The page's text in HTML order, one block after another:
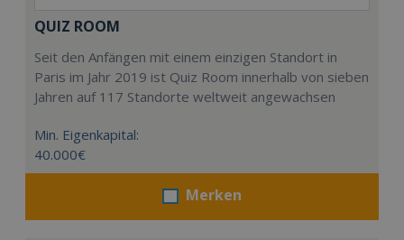
QUIZ ROOM
Seit den Anfängen mit einem einzigen Standort in
Paris im Jahr 2019 ist Quiz Room innerhalb von sieben
Jahren auf 117 Standorte weltweit angewachsen
Min. Eigenkapital:
40.000€
Merken